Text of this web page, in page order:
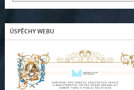
ÚSPĚCHY WEBU